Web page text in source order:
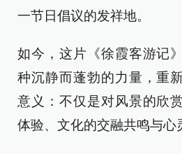
一节日倡议的发祥地。
如今，这片《徐霞客游记
种沉静而蓬勃的力量，重
意义：不仅是对风景的欣
体验、文化的交融共鸣与心